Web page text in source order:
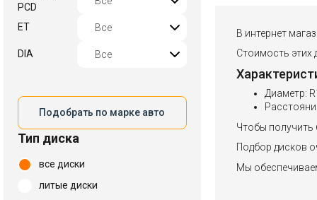
PCD
ET
DIA
Подобрать по марке авто
Тип диска
все диски
литые диски
В интернет
Стоимость этих
Диаметр:
Чтобы получить
Подбор дисков
Мы